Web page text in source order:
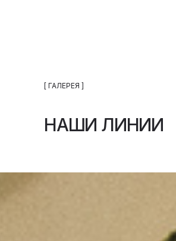
[ ГАЛЕРЕЯ ]
НАШИ ЛИНИИ